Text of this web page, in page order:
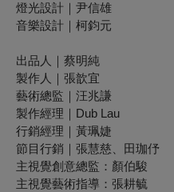
燈光設計｜尹信雄
音樂設計｜柯鈞元
出品人｜蔡明純
製作人｜張歆宜
藝術總監｜汪兆謙
製作經理｜Dub Lau
行銷經理｜黃珮婕
節目行銷｜ 張慧慈、田珈伃
主視覺創意總監：顏伯駿
主視覺藝術指導：張耕毓